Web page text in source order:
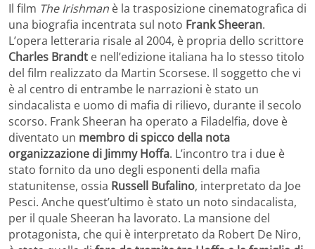
Il film The Irishman è la trasposizione cinematografica di
una biografia incentrata sul noto Frank Sheeran.
L’opera letteraria risale al 2004, è propria dello scrittore
Charles Brandt e nell’edizione italiana ha lo stesso titolo
del film realizzato da Martin Scorsese. Il soggetto che vi
è al centro di entrambe le narrazioni è stato un
sindacalista e uomo di mafia di rilievo, durante il secolo
scorso. Frank Sheeran ha operato a Filadelfia, dove è
diventato un membro di spicco della nota
organizzazione di Jimmy Hoffa. L’incontro tra i due è
stato fornito da uno degli esponenti della mafia
statunitense, ossia Russell Bufalino, interpretato da Joe
Pesci. Anche quest’ultimo è stato un noto sindacalista,
per il quale Sheeran ha lavorato. La mansione del
protagonista, che qui è interpretato da Robert De Niro,